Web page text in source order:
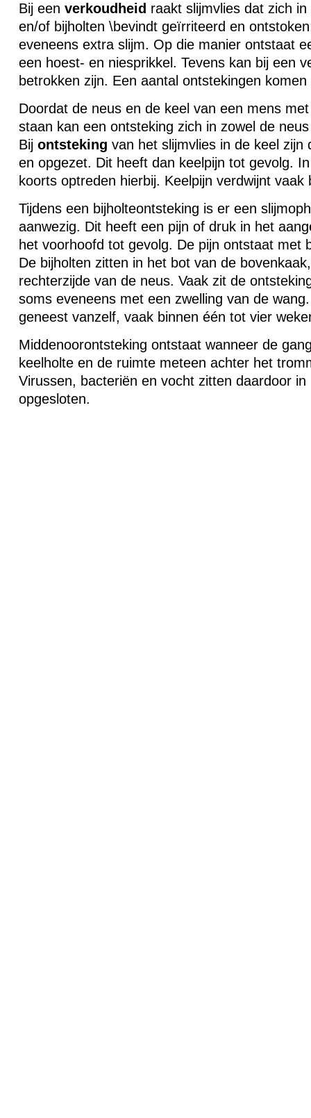
Bij een verkoudheid raakt slijmvlies dat zich
en/of bijholten \bevindt geïrriteerd en
eveneens extra slijm. Op die manier ontstaat
een hoest- en niesprikkel. Tevens kan bij een
betrokken zijn. Een aantal ontstekingen komen
Doordat de neus en de keel van een mens
staan kan een ontsteking zich in zowel de
Bij ontsteking van het slijmvlies in de keel zijn
en opgezet. Dit heeft dan keelpijn tot gevolg.
koorts optreden hierbij. Keelpijn verdwijnt vaak
Tijdens een bijholteontsteking is er een
aanwezig. Dit heeft een pijn of druk in het
het voorhoofd tot gevolg. De pijn ontstaat met
De bijholten zitten in het bot van de
rechterzijde van de neus. Vaak zit de
soms eveneens met een zwelling van de
geneest vanzelf, vaak binnen één tot vier
Middenoorontsteking ontstaat wanneer de
keelholte en de ruimte meteen achter het
Virussen, bacteriën en vocht zitten daardoor
opgesloten.